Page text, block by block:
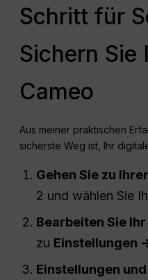
Schritt für
Sichern Sie
Cameo
Aus meiner praktischen
sicherste Weg ist, Ihr
Gehen Sie zu
2 und wählen Sie
Bearbeiten Sie Ihr
zu Einstellungen
Einstellungen